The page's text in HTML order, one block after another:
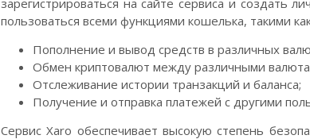
зарегистрироваться на сайте сервиса и создать
пользоваться всеми функциями кошелька, такими
Пополнение и вывод средств в различных
Обмен криптовалют между различными
Отслеживание истории транзакций и баланса;
Получение и отправка платежей с другими
Сервис Xaro обеспечивает высокую степень